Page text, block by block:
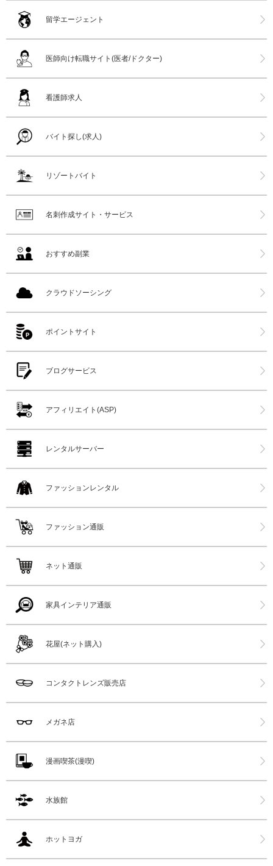
留学エージェント
医師向け転職サイト(医者/ドクター)
看護師求人
バイト探し(求人)
リゾートバイト
名刺作成サイト・サービス
おすすめ副業
クラウドソーシング
ポイントサイト
ブログサービス
アフィリエイト(ASP)
レンタルサーバー
ファッションレンタル
ファッション通販
ネット通販
家具インテリア通販
花屋(ネット購入)
コンタクトレンズ販売店
メガネ店
漫画喫茶(漫喫)
水族館
ホットヨガ